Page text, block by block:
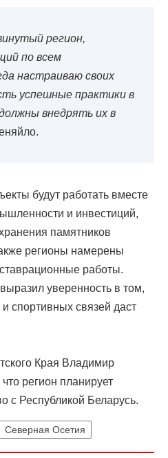
регион,
по всем
настраиваю своих
успешные практики в
внедрять их в
будут работать вместе
и инвестиций,
памятников
регионы намерены
работы.
уверенность в том,
и спортивных связей даст
Края Владимир
регион планирует
с Республикой Беларусь.
Северная Осетия